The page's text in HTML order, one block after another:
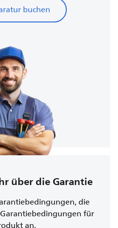
buchen
über die Garantie
die
für
an.